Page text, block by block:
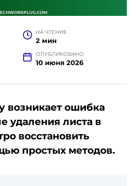
НА ЧТЕНИЕ
2 мин
ОПУБЛИКОВАНО
10 июня 2026
возникает ошибка
удаления листа в
восстановить
простых методов.